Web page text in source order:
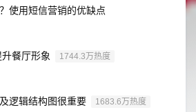
使用短信营销的优缺点
餐厅形象 1744.3万热度
逻辑结构图很重要 1683.6万热度